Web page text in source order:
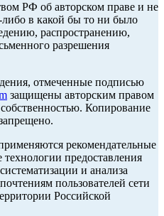
РФ об авторском праве и не
в какой бы то ни было
распространению,
разрешения
отмеченные подписью
защищены авторским правом
Копирование
рекомендательные
предоставления
и анализа
пользователей сети
Российской